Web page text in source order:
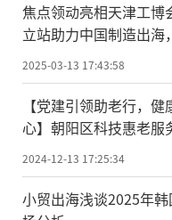
焦点领动亮相天津工博
立站助力中国制造出海
的挑战与机遇
2025-03-13 17:43:58
【党建引领助老行，
心】朝阳区科技惠老服
座暨京健会主题党日活
成
2024-12-13 17:25:34
小贸出海浅谈2025年